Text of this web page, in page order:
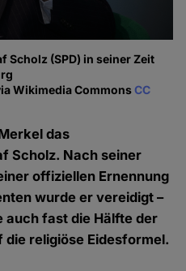
Scholz (SPD) in seiner Zeit
Wikimedia CommonsCC
das
Scholz. Nach seiner
offiziellen Ernennung
wurde er vereidigt –
auch fast die Hälfte der
religiöse Eidesformel.